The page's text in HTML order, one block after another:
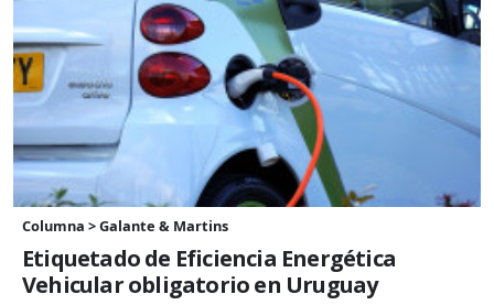
Columna > Galante & Martins
Etiquetado de Eficiencia Energética
Vehicular obligatorio en Uruguay